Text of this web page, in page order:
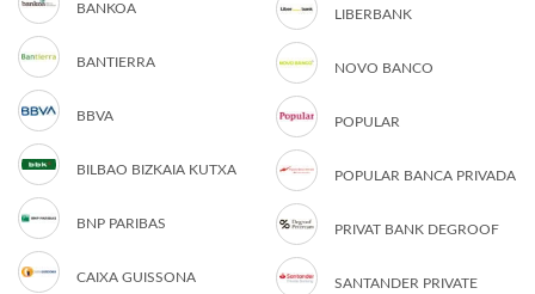
BANKOA
BANTIERRA
BBVA
BILBAO BIZKAIA KUTXA
BNP PARIBAS
CAIXA GUISSONA
LIBERBANK
NOVO BANCO
POPULAR
POPULAR BANCA PRIVADA
PRIVAT BANK DEGROOF
SANTANDER PRIVATE